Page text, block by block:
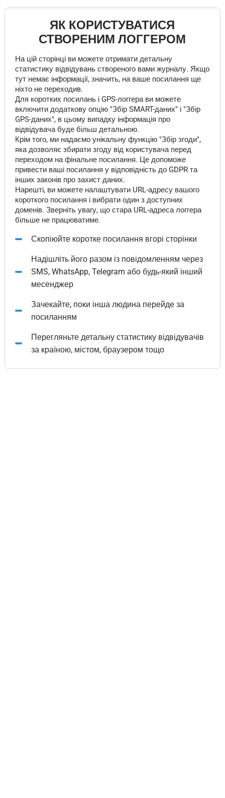
ЯК КОРИСТУВАТИСЯ
СТВОРЕНИМ ЛОГГЕРОМ
На цій сторінці ви можете отримати детальну
статистику відвідувань створеного вами журналу. Якщо
тут немає інформації, значить, на ваше посилання ще
ніхто не переходив.
Для коротких посилань і GPS-логгера ви можете
включити додаткову опцію "Збір SMART-даних" і "Збір
GPS-даних", в цьому випадку інформація про
відвідувача буде більш детальною.
Крім того, ми надаємо унікальну функцію "Збір згоди",
яка дозволяє збирати згоду від користувача перед
переходом на фінальне посилання. Це допоможе
привести ваші посилання у відповідність до GDPR та
інших законів про захист даних.
Нарешті, ви можете налаштувати URL-адресу вашого
короткого посилання і вибрати один з доступних
доменів. Зверніть увагу, що стара URL-адреса логгера
більше не працюватиме.
Скопіюйте коротке посилання вгорі сторінки
Надішліть його разом із повідомленням через
SMS, WhatsApp, Telegram або будь-який інший
месенджер
Зачекайте, поки інша людина перейде за
посиланням
Перегляньте детальну статистику відвідувачів
за країною, містом, браузером тощо